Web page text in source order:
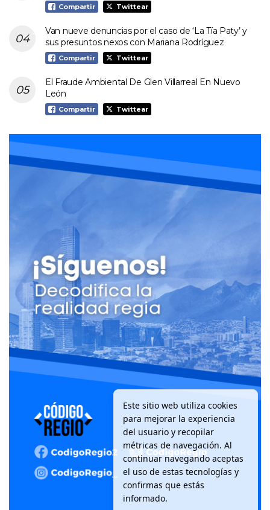
Compartir Twittear
Van nueve denuncias por el caso de ‘La Tía Paty’ y
sus presuntos nexos con Mariana Rodríguez
Compartir Twittear
El Fraude Ambiental De Glen Villarreal En Nuevo
León
Compartir Twittear
Este sitio web utiliza cookies
para mejorar la experiencia
del usuario y recopilar
métricas de navegación. Al
continuar navegando aceptas
el uso de estas tecnologías y
confirmas que estás
informado.